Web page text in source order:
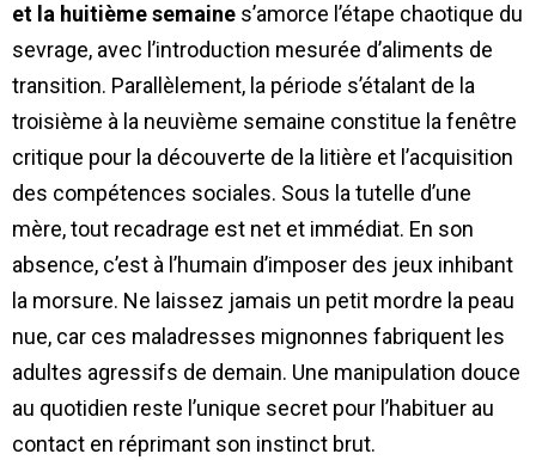
et la huitième semaine s’amorce l’étape chaotique du
sevrage, avec l’introduction mesurée d’aliments de
transition. Parallèlement, la période s’étalant de la
troisième à la neuvième semaine constitue la fenêtre
critique pour la découverte de la litière et l’acquisition
des compétences sociales. Sous la tutelle d’une
mère, tout recadrage est net et immédiat. En son
absence, c’est à l’humain d’imposer des jeux inhibant
la morsure. Ne laissez jamais un petit mordre la peau
nue, car ces maladresses mignonnes fabriquent les
adultes agressifs de demain. Une manipulation douce
au quotidien reste l’unique secret pour l’habituer au
contact en réprimant son instinct brut.